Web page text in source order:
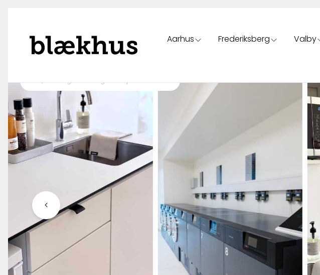
Aarhus Frederiksberg Valby
Tilbage til oversigt over ejendomme